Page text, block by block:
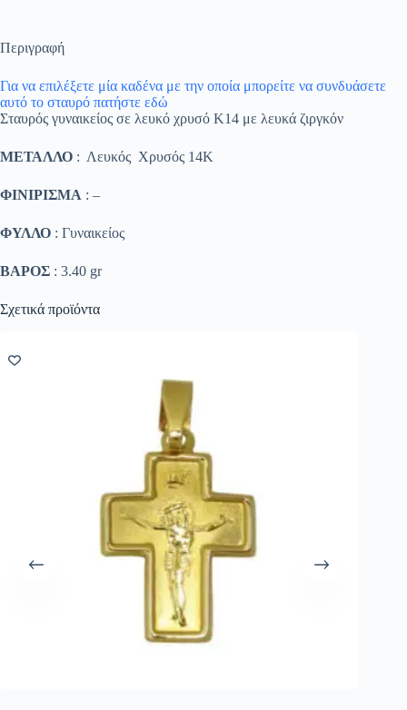
Περιγραφή
Για να επιλέξετε μία καδένα με την οποία μπορείτε να συνδυάσετε
αυτό το σταυρό πατήστε εδώ
Σταυρός γυναικείος σε λευκό χρυσό K14 με λευκά ζιργκόν
ΜΕΤΑΛΛΟ : Λευκός Χρυσός 14K
ΦΙΝΙΡΙΣΜΑ : –
ΦΥΛΛΟ : Γυναικείος
ΒΑΡΟΣ : 3.40 gr
Σχετικά προϊόντα